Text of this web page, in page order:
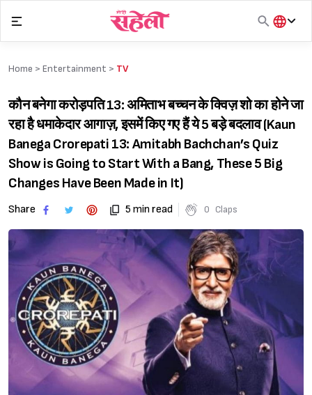
content
हिंदी
Home > Entertainment > TV
कौन बनेगा करोड़पति 13: अमिताभ बच्चन के क्विज़ शो का होने जा
रहा है धमाकेदार आगाज़, इसमें किए गए हैं ये 5 बड़े बदलाव (Kaun
Banega Crorepati 13: Amitabh Bachchan’s Quiz
Show is Going to Start With a Bang, These 5 Big
Changes Have Been Made in It)
Share 5 min read 0 Claps